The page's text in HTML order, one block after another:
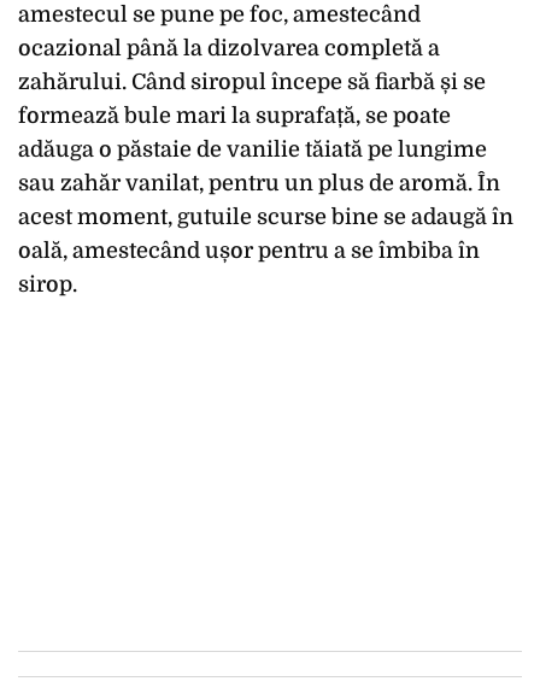
amestecul se pune pe foc, amestecând
ocazional până la dizolvarea completă a
zahărului. Când siropul începe să fiarbă și se
formează bule mari la suprafață, se poate
adăuga o păstaie de vanilie tăiată pe lungime
sau zahăr vanilat, pentru un plus de aromă. În
acest moment, gutuile scurse bine se adaugă în
oală, amestecând ușor pentru a se îmbiba în
sirop.